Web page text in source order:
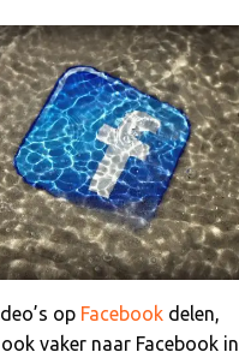
op Facebook delen,
vaker naar Facebook in